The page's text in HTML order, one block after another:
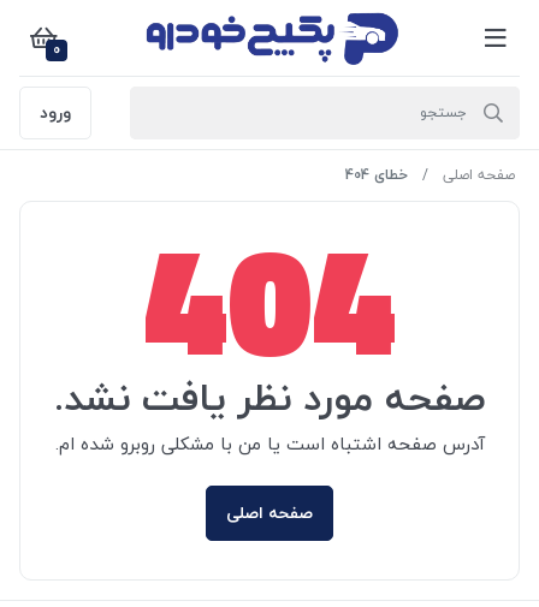
0
ورود
صفحه اصلی خطای 404
404
صفحه مورد نظر یافت نشد.
آدرس صفحه اشتباه است یا من با مشکلی روبرو شده ام.
صفحه اصلی